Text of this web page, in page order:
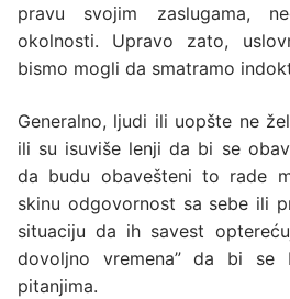
pravu svojim zaslugama,
okolnosti. Upravo zato,
bismo mogli da smatramo
Generalno, ljudi ili uopšte ne
ili su isuviše lenji da bi se
da budu obavešteni to rade
skinu odgovornost sa sebe ili
situaciju da ih savest
dovoljno vremena” da bi se
pitanjima.